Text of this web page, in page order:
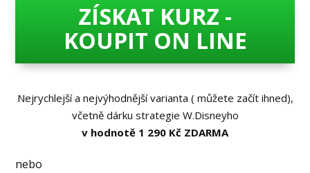
ZÍSKAT KURZ -
KOUPIT ON LINE
Nejrychlejší a nejvýhodnější varianta ( můžete začít ihned),
včetně dárku strategie W.Disneyho
v hodnotě 1 290 Kč ZDARMA
nebo